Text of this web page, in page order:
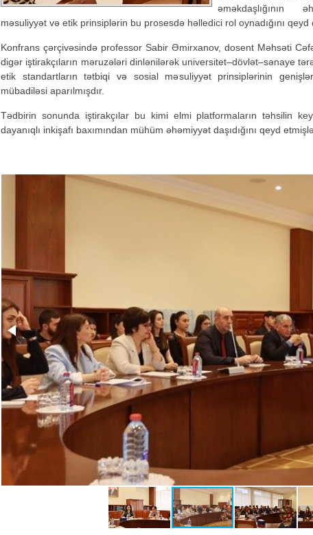
əməkdaşlığının
məsuliyyət və etik prinsiplərin bu prosesdə həlledici rol oynadığını qeyd
Konfrans çərçivəsində professor Sabir Əmirxanov, dosent Məhsəti
digər iştirakçıların məruzələri dinlənilərək universitet–dövlət–sənaye
etik standartların tətbiqi və sosial məsuliyyət prinsiplərinin
mübadiləsi aparılmışdır.
Tədbirin sonunda iştirakçılar bu kimi elmi platformaların təhsilin
dayanıqlı inkişafı baxımından mühüm əhəmiyyət daşıdığını qeyd